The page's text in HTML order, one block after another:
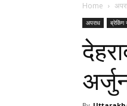
Home
अपराध ब्रेकिंग